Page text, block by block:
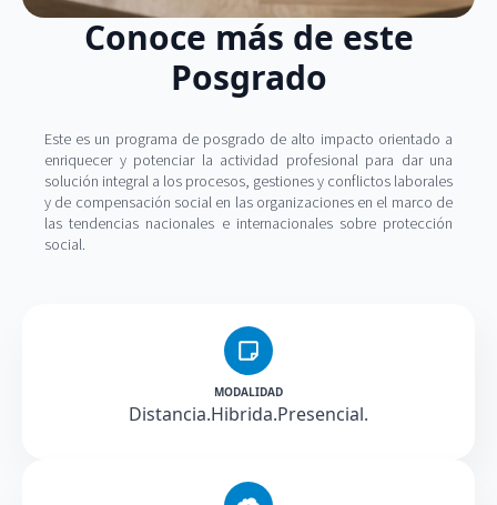
Conoce más de este
Posgrado
Este es un programa de posgrado de alto impacto orientado a
enriquecer y potenciar la actividad profesional para dar una
solución integral a los procesos, gestiones y conflictos laborales
y de compensación social en las organizaciones en el marco de
las tendencias nacionales e internacionales sobre protección
social.
MODALIDAD
Distancia.Hibrida.Presencial.